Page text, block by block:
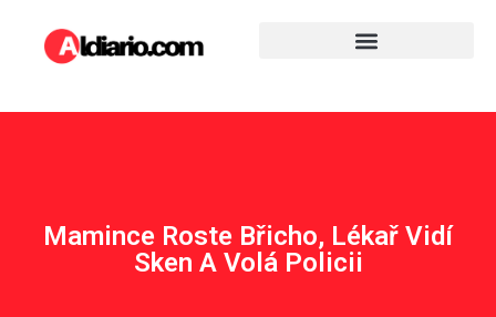
Mamince Roste Břicho, Lékař Vidí
Sken A Volá Policii